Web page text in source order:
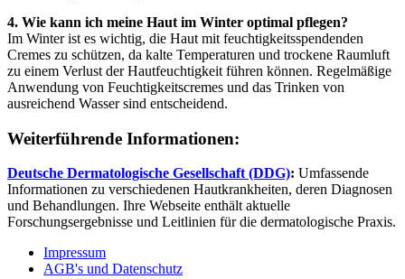
4. Wie kann ich meine Haut im Winter optimal pflegen?
Im Winter ist es wichtig, die Haut mit feuchtigkeitsspendenden
Cremes zu schützen, da kalte Temperaturen und trockene Raumluft
zu einem Verlust der Hautfeuchtigkeit führen können. Regelmäßige
Anwendung von Feuchtigkeitscremes und das Trinken von
ausreichend Wasser sind entscheidend.
Weiterführende Informationen:
Deutsche Dermatologische Gesellschaft (DDG): Umfassende
Informationen zu verschiedenen Hautkrankheiten, deren Diagnosen
und Behandlungen. Ihre Webseite enthält aktuelle
Forschungsergebnisse und Leitlinien für die dermatologische Praxis.
Impressum
AGB's und Datenschutz